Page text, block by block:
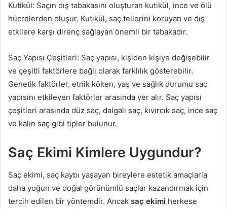
Kutikül: Saçın dış tabakasını oluşturan kutikül, ince ve ölü
hücrelerden oluşur. Kutikül, saç tellerini koruyan ve dış
etkilere karşı direnç sağlayan önemli bir tabakadır.
Saç Yapısı Çeşitleri: Saç yapısı, kişiden kişiye değişebilir
ve çeşitli faktörlere bağlı olarak farklılık gösterebilir.
Genetik faktörler, etnik köken, yaş ve sağlık durumu saç
yapısını etkileyen faktörler arasında yer alır. Saç yapısı
çeşitleri arasında düz saç, dalgalı saç, kıvırcık saç, ince saç
ve kalın saç gibi tipler bulunur.
Saç Ekimi Kimlere Uygundur?
Saç ekimi, saç kaybı yaşayan bireylere estetik amaçlarla
daha yoğun ve doğal görünümlü saçlar kazandırmak için
tercih edilen bir yöntemdir. Ancak saç ekimi herkese